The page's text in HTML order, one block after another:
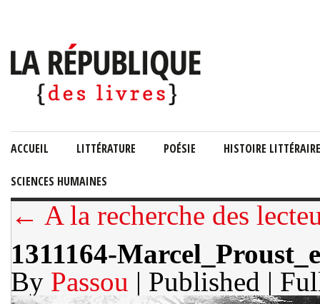
ACCUEIL LITTÉRATURE POÉSIE HISTOIRE LITTÉRAIRE
SCIENCES HUMAINES
← A la recherche des
1311164-
By Passou | Published |